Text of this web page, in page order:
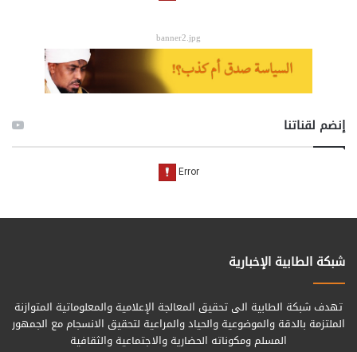
banner2.jpg
إنضم لقناتنا
شبكة الطابية الإخبارية
تهدف شبكة الطابية الى تحقيق المعالجة الإعلامية والمعلوماتية المتوازنة
الملتزمة بالدقة والموضوعية والحياد والمراعية لتحقيق الانسجام مع الجمهور
المسلم ومكوناته الحضارية والاجتماعية والثقافية